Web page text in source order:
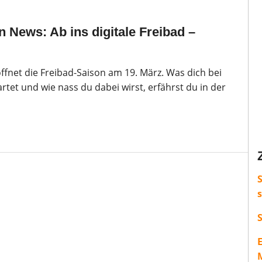
News: Ab ins digitale Freibad –
die Freibad-Saison am 19. März. Was dich bei
und wie nass du dabei wirst, erfährst du in der